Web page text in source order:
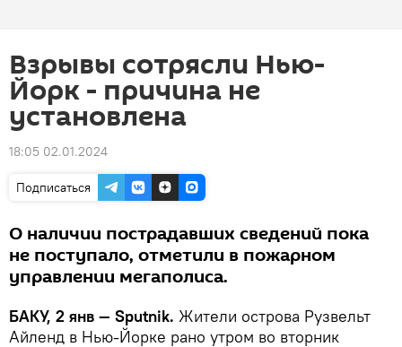
Взрывы сотрясли Нью-
Йорк - причина не
установлена
18:05 02.01.2024
Подписаться
О наличии пострадавших сведений пока
не поступало, отметили в пожарном
управлении мегаполиса.
БАКУ, 2 янв — Sputnik. Жители острова Рузвельт
Айленд в Нью-Йорке рано утром во вторник